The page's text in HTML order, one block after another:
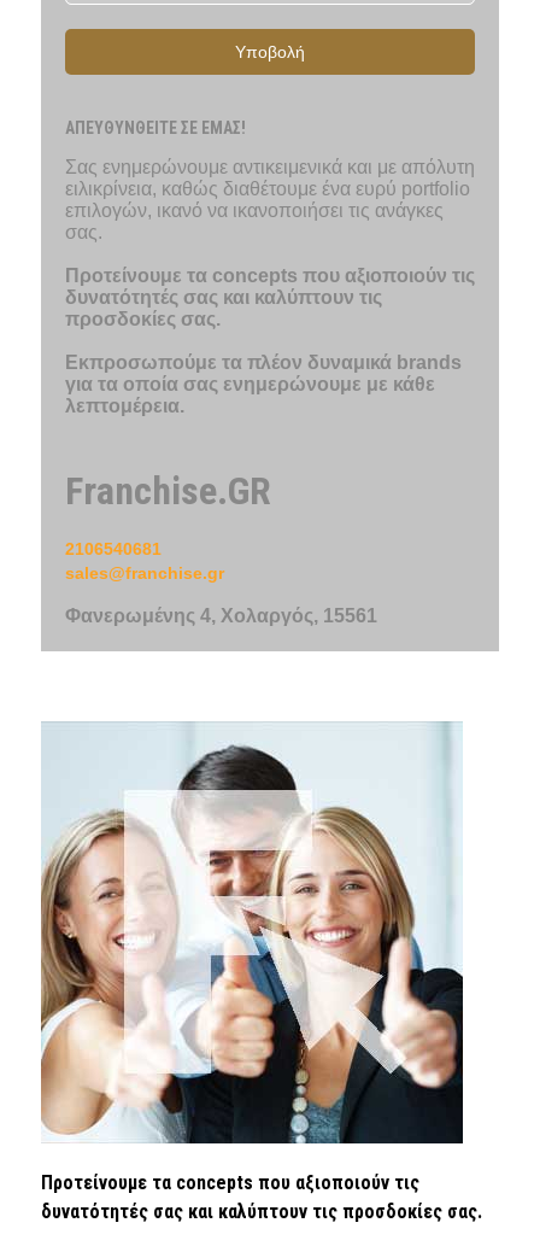
Υποβολή
ΑΠΕΥΘΥΝΘΕΙΤΕ ΣΕ ΕΜΑΣ!
Σας ενημερώνουμε αντικειμενικά και με απόλυτη
ειλικρίνεια, καθώς διαθέτουμε ένα ευρύ portfolio
επιλογών, ικανό να ικανοποιήσει τις ανάγκες
σας.
Προτείνουμε τα concepts που αξιοποιούν τις
δυνατότητές σας και καλύπτουν τις
προσδοκίες σας.
Εκπροσωπούμε τα πλέον δυναμικά brands
για τα οποία σας ενημερώνουμε με κάθε
λεπτομέρεια.
Franchise.GR
2106540681
sales@franchise.gr
Φανερωμένης 4, Χολαργός, 15561
Προτείνουμε τα concepts που αξιοποιούν τις
δυνατότητές σας και καλύπτουν τις προσδοκίες σας.